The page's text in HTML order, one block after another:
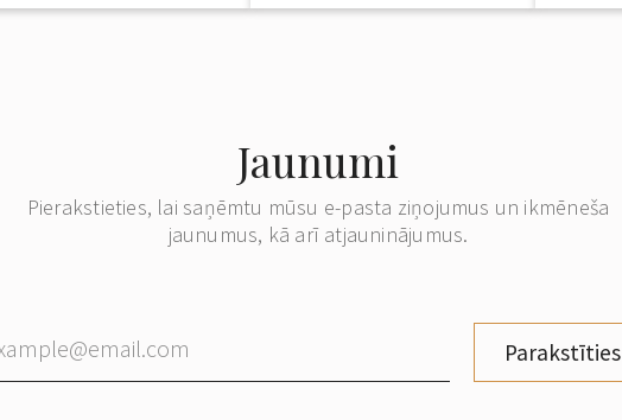
Jaunumi
Pierakstieties, lai saņēmtu mūsu e-pasta ziņojumus un ikmēneša
jaunumus, kā arī atjauninājumus.
Parakstīties